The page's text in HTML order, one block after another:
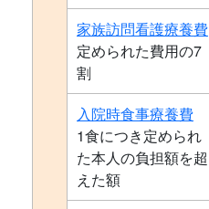
家族訪問看護療養費
定められた費用の7
割
入院時食事療養費
1食につき定められ
た本人の負担額を超
えた額